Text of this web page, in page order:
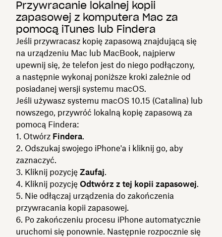
Przywracanie lokalnej kopii
zapasowej z komputera Mac za
pomocą iTunes lub Findera
Jeśli przywracasz kopię zapasową znajdującą się
na urządzeniu Mac lub MacBook, najpierw
upewnij się, że telefon jest do niego podłączony,
a następnie wykonaj poniższe kroki zależnie od
posiadanej wersji systemu macOS.
Jeśli używasz systemu macOS 10.15 (Catalina) lub
nowszego, przywróć lokalną kopię zapasową za
pomocą Findera:
Otwórz Findera.
Odszukaj swojego iPhone'a i kliknij go, aby
zaznaczyć.
Kliknij pozycję Zaufaj.
Kliknij pozycję Odtwórz z tej kopii zapasowej.
Nie odłączaj urządzenia do zakończenia
przywracania kopii zapasowej.
Po zakończeniu procesu iPhone automatycznie
uruchomi się ponownie. Następnie rozpocznie się